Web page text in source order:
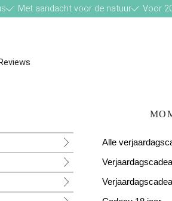
Met aandacht voor de natuur Voor
Alle